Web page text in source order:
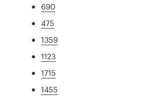
690
475
1359
1123
1715
1455